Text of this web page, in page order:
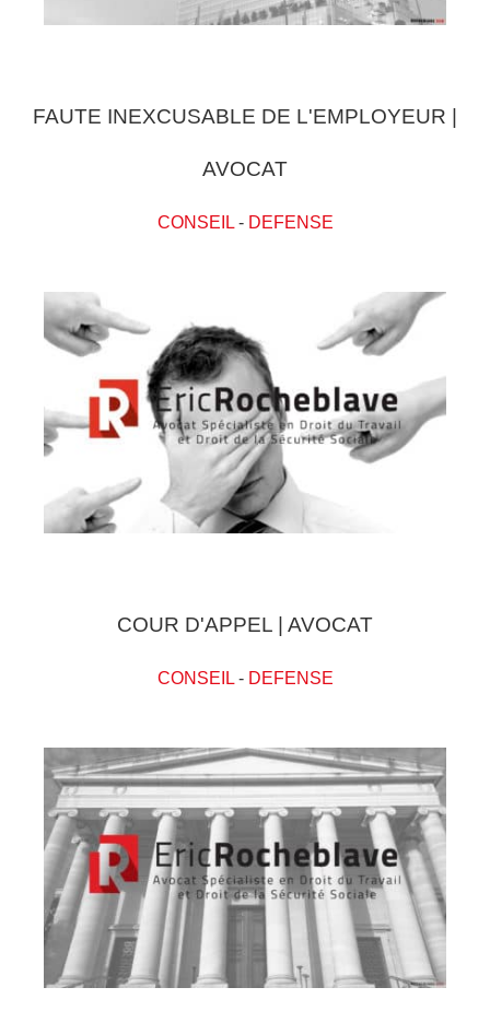
FAUTE INEXCUSABLE DE L'EMPLOYEUR |
AVOCAT
CONSEIL- DEFENSE
COUR D'APPEL | AVOCAT
CONSEIL- DEFENSE